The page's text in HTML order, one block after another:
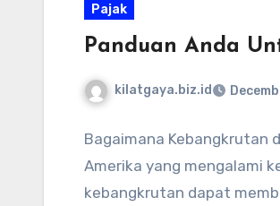
Pajak
Panduan Anda
kilatgaya.biz.id
Bagaimana Kebangkrutan
Amerika yang mengalami
kebangkrutan dapat